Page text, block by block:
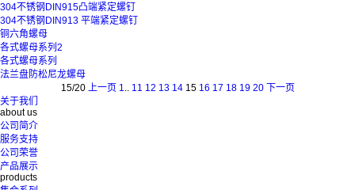
304不锈钢DIN915凸端紧定螺钉
304不锈钢DIN913 平端紧定螺钉
铜六角螺母
各式螺母系列2
各式螺母系列
法兰盘防松尼龙螺母
15/20 上一页 1.. 11 12 13 14 15 16 17 18 19 20
下一页
关于我们
about us
公司简介
服务支持
公司荣誉
产品展示
products